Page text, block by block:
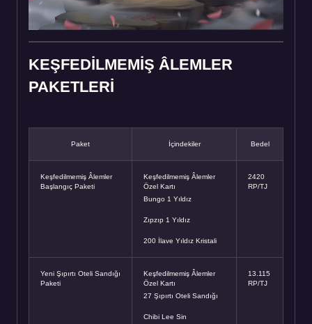
KEŞFEDİLMEMİŞ ÂLEMLER
PAKETLERİ
Paket İçindekiler Bedel
Keşfedilmemiş Âlemler
Başlangıç Paketi
Keşfedilmemiş Âlemler
Özel Kartı
Bungo 1 Yıldız
Zıpzıp 1 Yıldız
200 İlave Yıldız Kristali
2420
RP/TJ
Yeni Şıpırtı Oteli Sandığı
Paketi
Keşfedilmemiş Âlemler
Özel Kartı
27 Şıpırtı Oteli Sandığı
Chibi Lee Sin
13.115
RP/TJ